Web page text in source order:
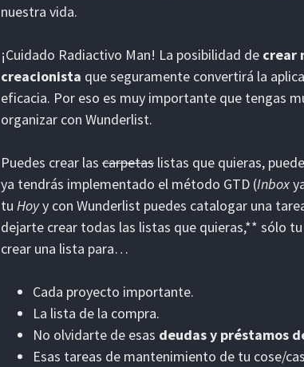
nuestra vida.
¡Cuidado Radiactivo Man! La posibilidad de crear
creacionista que seguramente convertirá la
eficacia. Por eso es muy importante que tengas
organizar con Wunderlist.
Puedes crear las carpetas listas que quieras,
ya tendrás implementado el método GTD (Inbox
tu Hoyy con Wunderlist puedes catalogar una
dejarte crear todas las listas que quieras,** sólo
crear una lista para…
Cada proyecto importante.
La lista de la compra.
No olvidarte de esas deudas y préstamos
Esas tareas de mantenimiento de tu cose/